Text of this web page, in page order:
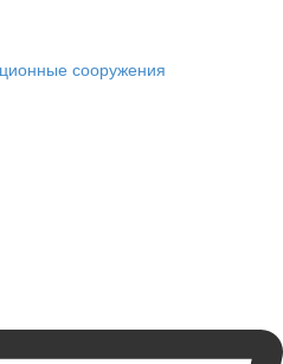
сооружения